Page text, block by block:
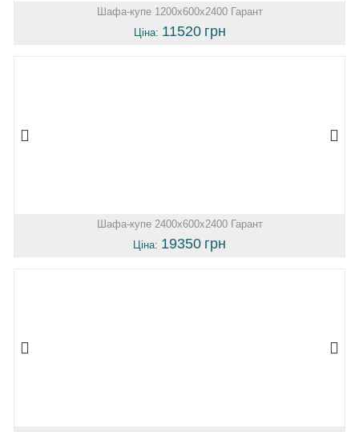
Шафа-купе 1200х600х2400 Гарант
Ціна: 11520 грн
Шафа-купе 2400х600х2400 Гарант
Ціна: 19350 грн